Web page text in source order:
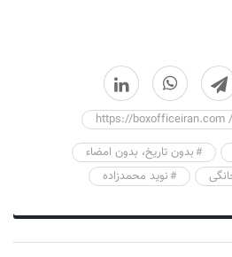
https://boxofficeiran.com
بدون تاریخ، بدون امضاء
نوید محمدزاده